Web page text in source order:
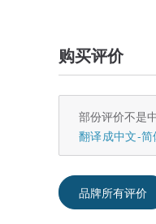
购买评价
部份评价不是
翻译成中文-简
品牌所有评价